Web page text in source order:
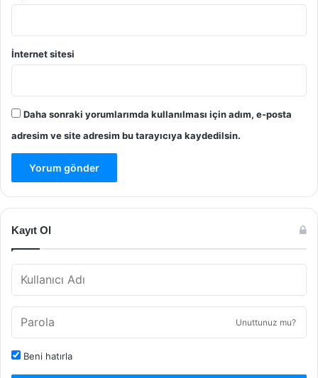
İnternet sitesi
Daha sonraki yorumlarımda kullanılması için adım, e-posta
adresim ve site adresim bu tarayıcıya kaydedilsin.
Kayıt Ol
Unuttunuz mu?
Beni hatırla